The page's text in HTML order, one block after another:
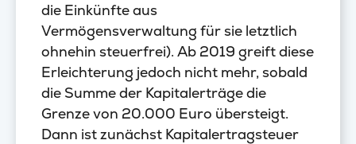
die Einkünfte aus
Vermögensverwaltung für sie letztlich
ohnehin steuerfrei). Ab 2019 greift diese
Erleichterung jedoch nicht mehr, sobald
die Summe der Kapitalerträge die
Grenze von 20.000 Euro übersteigt.
Dann ist zunächst Kapitalertragsteuer